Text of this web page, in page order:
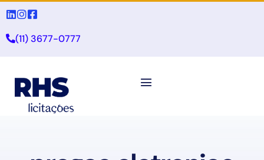
(11) 3677-0777